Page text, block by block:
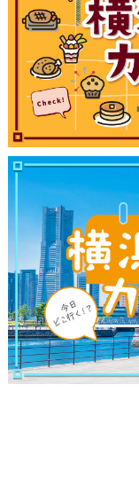
観光ガイド
ランキング
ブログ記事
サイトについて